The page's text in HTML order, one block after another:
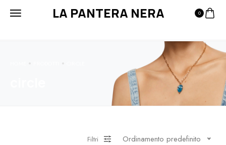
LA PANTERA NERA 0
Filtri Ordinamento predefinito